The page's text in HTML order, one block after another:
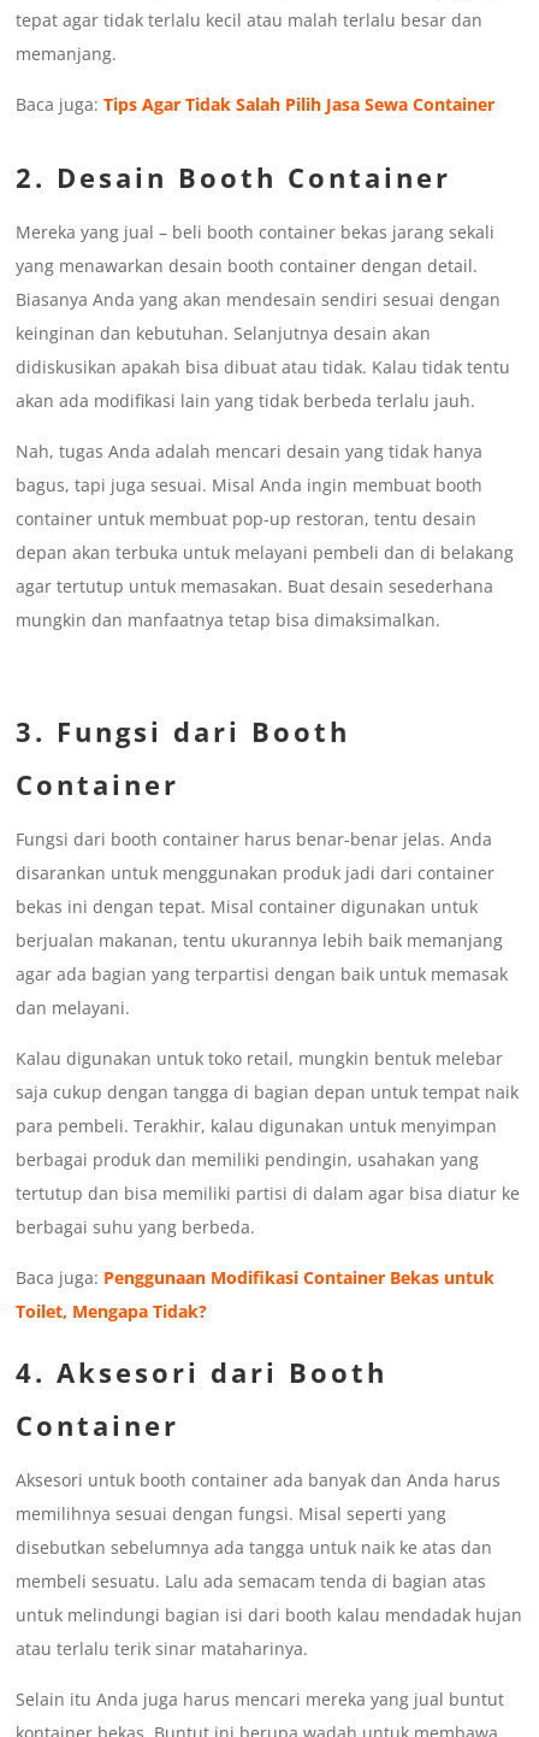
tepat agar tidak terlalu kecil atau malah terlalu besar dan
memanjang.
Baca juga:Tips Agar Tidak Salah Pilih Jasa Sewa Container
2. Desain Booth Container
Mereka yang jual – beli booth container bekas jarang sekali
yang menawarkan desain booth container dengan detail.
Biasanya Anda yang akan mendesain sendiri sesuai dengan
keinginan dan kebutuhan. Selanjutnya desain akan
didiskusikan apakah bisa dibuat atau tidak. Kalau tidak tentu
akan ada modifikasi lain yang tidak berbeda terlalu jauh.
Nah, tugas Anda adalah mencari desain yang tidak hanya
bagus, tapi juga sesuai. Misal Anda ingin membuat booth
container untuk membuat pop-up restoran, tentu desain
depan akan terbuka untuk melayani pembeli dan di belakang
agar tertutup untuk memasakan. Buat desain sesederhana
mungkin dan manfaatnya tetap bisa dimaksimalkan.
3. Fungsi dari Booth
Container
Fungsi dari booth container harus benar-benar jelas. Anda
disarankan untuk menggunakan produk jadi dari container
bekas ini dengan tepat. Misal container digunakan untuk
berjualan makanan, tentu ukurannya lebih baik memanjang
agar ada bagian yang terpartisi dengan baik untuk memasak
dan melayani.
Kalau digunakan untuk toko retail, mungkin bentuk melebar
saja cukup dengan tangga di bagian depan untuk tempat naik
para pembeli. Terakhir, kalau digunakan untuk menyimpan
berbagai produk dan memiliki pendingin, usahakan yang
tertutup dan bisa memiliki partisi di dalam agar bisa diatur ke
berbagai suhu yang berbeda.
Baca juga: Penggunaan Modifikasi Container Bekas untuk
Toilet, Mengapa Tidak?
4. Aksesori dari Booth
Container
Aksesori untuk booth container ada banyak dan Anda harus
memilihnya sesuai dengan fungsi. Misal seperti yang
disebutkan sebelumnya ada tangga untuk naik ke atas dan
membeli sesuatu. Lalu ada semacam tenda di bagian atas
untuk melindungi bagian isi dari booth kalau mendadak hujan
atau terlalu terik sinar mataharinya.
Selain itu Anda juga harus mencari mereka yang jual buntut